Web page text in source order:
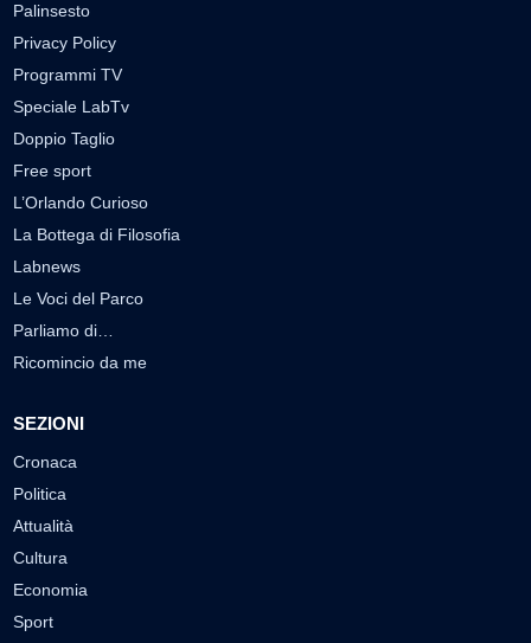
Palinsesto
Privacy Policy
Programmi TV
Speciale LabTv
Doppio Taglio
Free sport
L’Orlando Curioso
La Bottega di Filosofia
Labnews
Le Voci del Parco
Parliamo di…
Ricomincio da me
SEZIONI
Cronaca
Politica
Attualità
Cultura
Economia
Sport